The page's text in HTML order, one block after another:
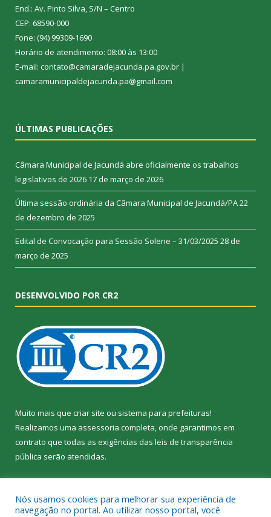
End.: Av. Pinto Silva, S/N – Centro
CEP: 68590-000
Fone: (94) 99309-1690
Horário de atendimento: 08:00 às 13:00
E-mail: contato@camaradejacunda.pa.gov.br |
camaramunicipaldejacunda.pa@gmail.com
ÚLTIMAS PUBLICAÇÕES
Câmara Municipal de Jacundá abre oficialmente os trabalhos
legislativos de 2026 17 de março de 2026
Última sessão ordinária da Câmara Municipal de Jacundá/PA22
de dezembro de 2025
Edital de Convocação para Sessão Solene – 31/03/2025 28 de
março de 2025
DESENVOLVIDO POR CR2
Muito mais que criar site ou sistema para prefeituras!
Realizamos uma assessoria completa, onde garantimos em
contrato que todas as exigências das leis de transparência
pública serão atendidas.
Nós usamos cookies para melhorar sua experiência de
navegação no portal. Ao utilizar nosso portal, você